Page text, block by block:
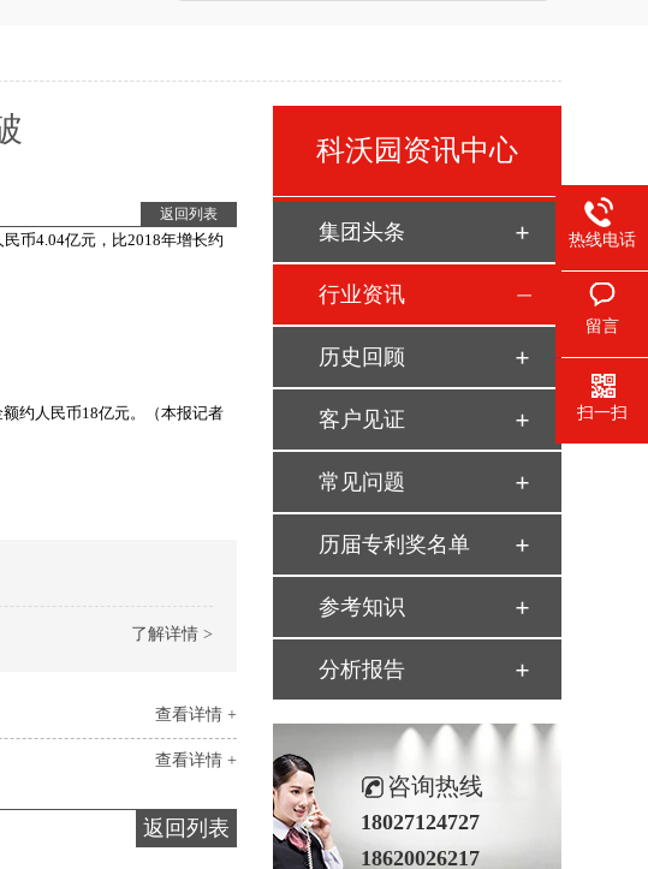
返回列表
币4.04亿元，比2018年增长约
约人民币18亿元。（本报记者
了解详情 >
查看详情 +
查看详情 +
返回列表
科沃园资讯中心
集团头条
行业资讯
历史回顾
客户见证
常见问题
历届专利奖名单
参考知识
分析报告
咨询热线
18027124727
18620026217
热线电话
留言
扫一扫